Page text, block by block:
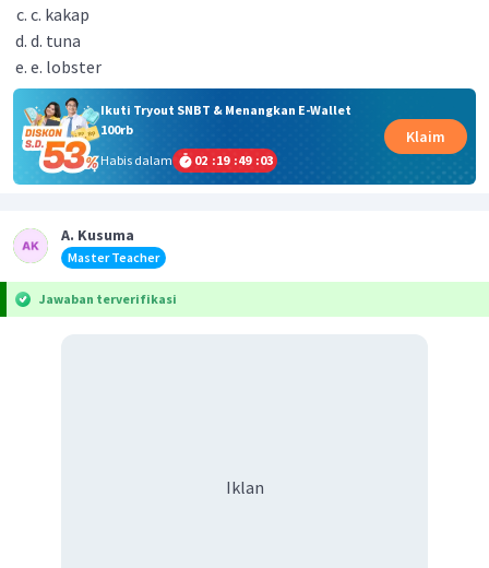
c. kakap
d. tuna
e. lobster
Ikuti Tryout SNBT & Menangkan E-Wallet
100rb
Habis dalam
02 :19 :49 :03
Klaim
A. Kusuma
Master Teacher
Jawaban terverifikasi
Iklan